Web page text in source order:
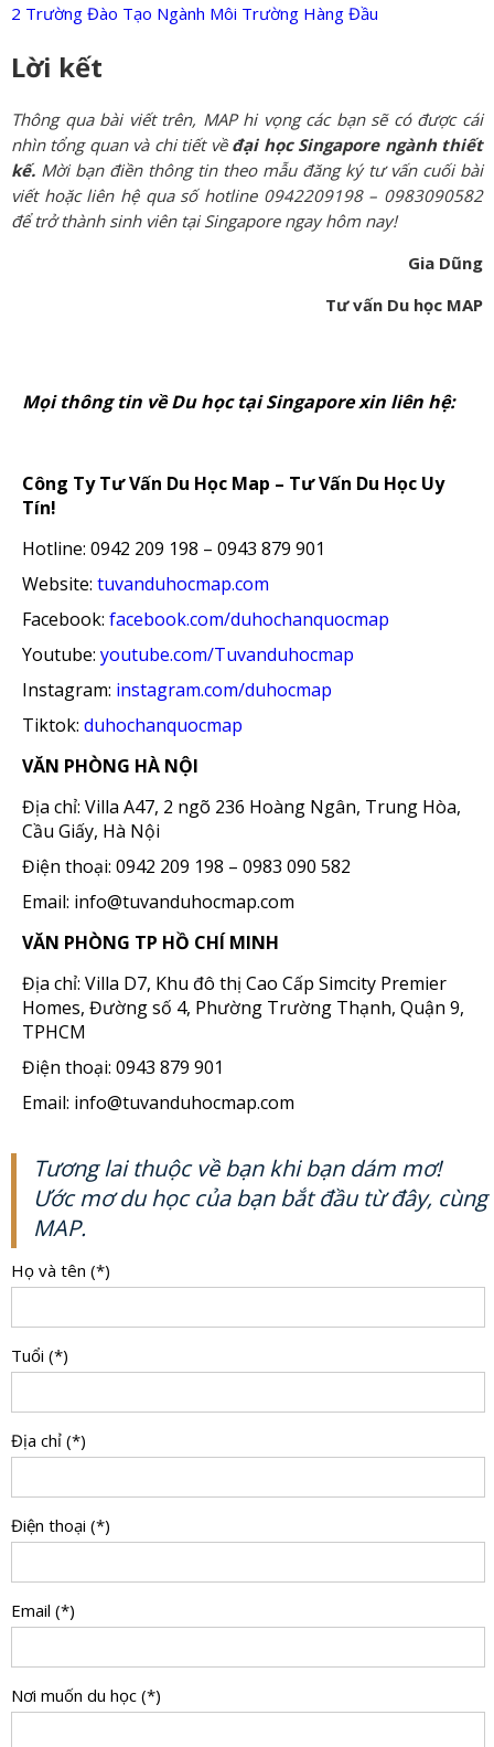
2 Trường Đào Tạo Ngành Môi Trường Hàng Đầu
Lời kết
Thông qua bài viết trên, MAP hi vọng các bạn sẽ có được cái
nhìn tổng quan và chi tiết về đại học Singapore ngành thiết
kế. Mời bạn điền thông tin theo mẫu đăng ký tư vấn cuối bài
viết hoặc liên hệ qua số hotline 0942209198 – 0983090582
để trở thành sinh viên tại Singapore ngay hôm nay!
Gia Dũng
Tư vấn Du học MAP
Mọi thông tin về Du học tại Singapore xin liên hệ:
Công Ty Tư Vấn Du Học Map – Tư Vấn Du Học Uy
Tín!
Hotline: 0942 209 198 – 0943 879 901
Website: tuvanduhocmap.com
Facebook: facebook.com/duhochanquocmap
Youtube: youtube.com/Tuvanduhocmap
Instagram: instagram.com/duhocmap
Tiktok: duhochanquocmap
VĂN PHÒNG HÀ NỘI
Địa chỉ: Villa A47, 2 ngõ 236 Hoàng Ngân, Trung Hòa,
Cầu Giấy, Hà Nội
Điện thoại: 0942 209 198 – 0983 090 582
Email: info@tuvanduhocmap.com
VĂN PHÒNG TP HỒ CHÍ MINH
Địa chỉ: Villa D7, Khu đô thị Cao Cấp Simcity Premier
Homes, Đường số 4, Phường Trường Thạnh, Quận 9,
TPHCM
Điện thoại: 0943 879 901
Email: info@tuvanduhocmap.com
Tương lai thuộc về bạn khi bạn dám mơ!
Ước mơ du học của bạn bắt đầu từ đây, cùng
MAP.
Họ và tên (*)
Tuổi (*)
Địa chỉ (*)
Điện thoại (*)
Email (*)
Nơi muốn du học (*)